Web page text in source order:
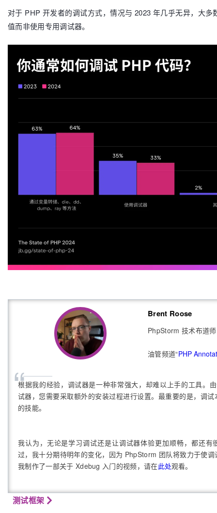
对于 PHP 开发者的调试方式，情况与 2023 年几乎无异，大多
值而非使用专用调试器。
Brent Roose
PhpStorm 技术布道师
油管频道“PHP
“
根据我的经验，调试器是一种非常强大，却难以上手的工具。
试器，您需要采取额外的安装过程进行设置。最重要的是，调
的技能。
我认为，无论是学习调试还是让调试器体验更加顺畅，都还有
过，我十分期待明年的变化，因为 PhpStorm 团队将致力于使
我制作了一部关于 Xdebug 入门的视频，请在此处观看。
测试框架